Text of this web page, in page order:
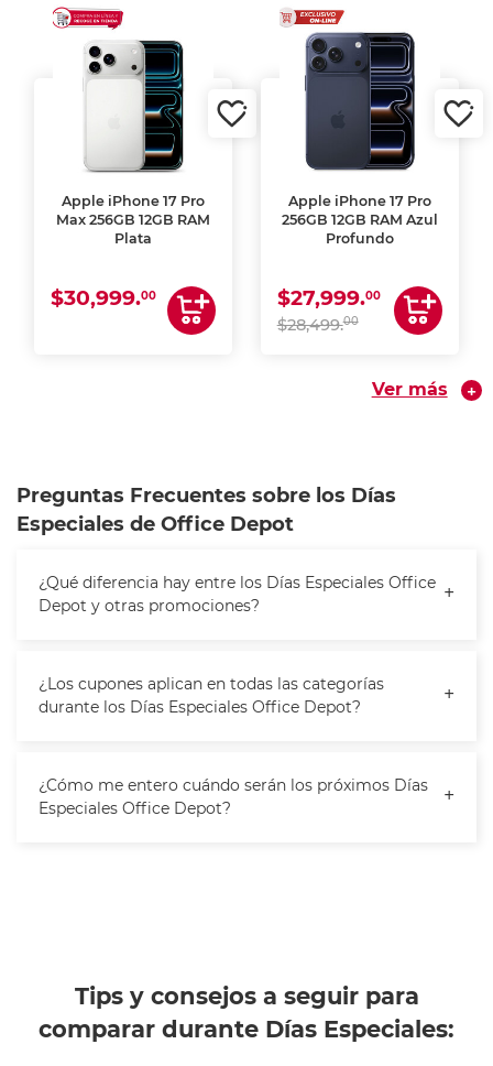
Apple iPhone 17 Pro
Max 256GB 12GB RAM
Plata
$30,999.00
Apple iPhone 17 Pro
256GB 12GB RAM Azul
Profundo
$27,999.00
$28,499.00
Ver más +
Preguntas Frecuentes sobre los Días
Especiales de Office Depot
¿Qué diferencia hay entre los Días Especiales Office
Depot y otras promociones?
+
ofrecen promociones limitadas que no están
disponibles en fechas regulares. A diferencia de otras
ofertas, están diseñadas para brindar mayor
¿Los cupones aplican en todas las categorías
durante los Días Especiales Office Depot?
+
papelería
, hay marcas y productos que pueden estar
excluidos. Revisa siempre los términos y condiciones
antes de finalizar tu compra.
¿Cómo me entero cuándo serán los próximos Días
Especiales Office Depot?
+
Tips y consejos a seguir para
comparar durante Días Especiales: